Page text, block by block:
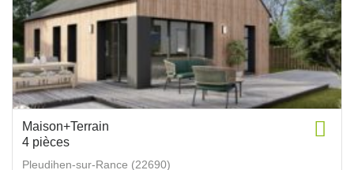
Maison+Terrain
4 pièces
Pleudihen-sur-Rance (22690)